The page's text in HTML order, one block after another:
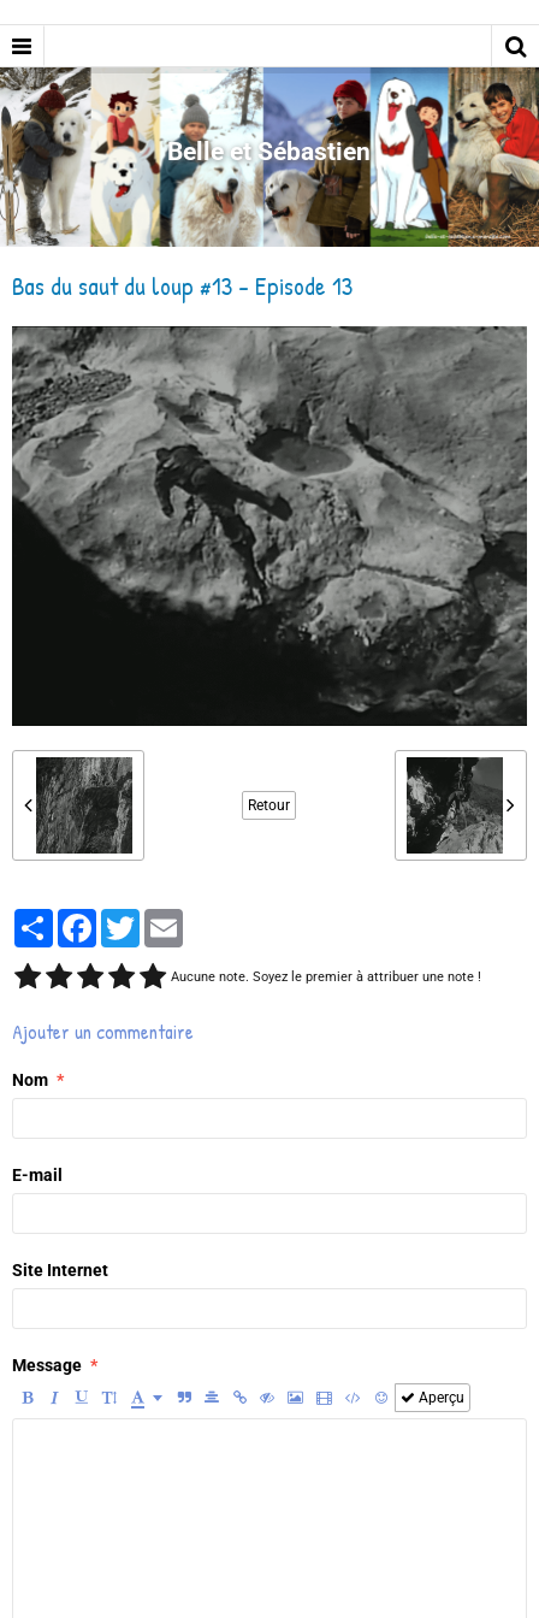
Belle et Sébastien
Bas du saut du loup #13 - Episode 13
Retour
PartagerFacebook
Twitter
Aucune note. Soyez le premier à attribuer une note !
Ajouter un commentaire
Nom
E-mail
Site Internet
Message
Aperçu